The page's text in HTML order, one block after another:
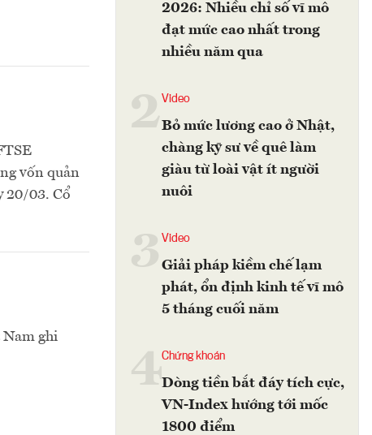
vốn quản
20/03. Cổ
Nam ghi
2026: Nhiều chỉ số vĩ mô
đạt mức cao nhất trong
nhiều năm qua
2Video
Bỏ mức lương cao ở Nhật,
chàng kỹ sư về quê làm
giàu từ loài vật ít người
nuôi
Video
Giải pháp kiềm chế lạm
phát, ổn định kinh tế vĩ mô
5 tháng cuối năm
4Chứng khoán
Dòng tiền bắt đáy tích cực,
VN-Index hướng tới mốc
1800 điểm